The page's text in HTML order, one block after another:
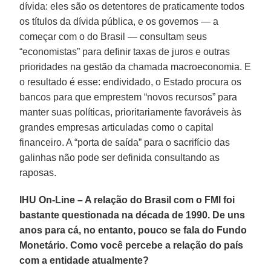
dívida: eles são os detentores de praticamente todos
os títulos da dívida pública, e os governos — a
começar com o do Brasil — consultam seus
“economistas” para definir taxas de juros e outras
prioridades na gestão da chamada macroeconomia. E
o resultado é esse: endividado, o Estado procura os
bancos para que emprestem “novos recursos” para
manter suas políticas, prioritariamente favoráveis às
grandes empresas articuladas como o capital
financeiro. A “porta de saída” para o sacrifício das
galinhas não pode ser definida consultando as
raposas.
IHU On-Line – A relação do Brasil com o FMI foi
bastante questionada na década de 1990. De uns
anos para cá, no entanto, pouco se fala do Fundo
Monetário. Como você percebe a relação do país
com a entidade atualmente?